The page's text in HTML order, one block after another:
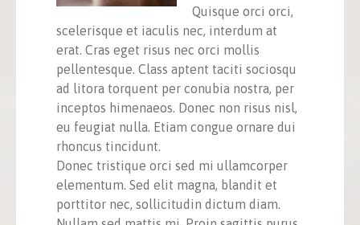
Quisque orci orci,
scelerisque et iaculis nec, interdum at
erat. Cras eget risus nec orci mollis
pellentesque. Class aptent taciti sociosqu
ad litora torquent per conubia nostra, per
inceptos himenaeos. Donec non risus nisl,
eu feugiat nulla. Etiam congue ornare dui
rhoncus tincidunt.
Donec tristique orci sed mi ullamcorper
elementum. Sed elit magna, blandit et
porttitor nec, sollicitudin dictum diam.